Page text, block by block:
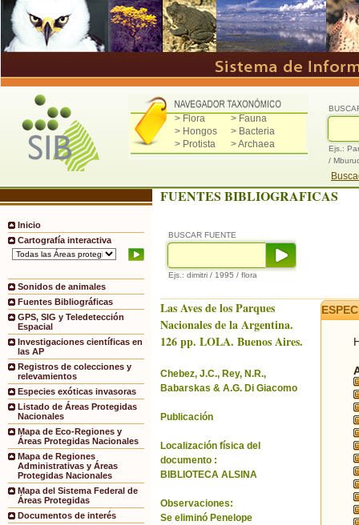
> Flora
> Fauna
> Hongos
> Bacteria
> Protista
> Archaea
Ejs.:
/
Inicio
Cartografía interactiva
Sonidos de animales
Fuentes Bibliográficas
GPS, SIG y Teledetección
Espacial
Investigaciones científicas en
las AP
Registros de colecciones y
relevamientos
Especies exóticas invasoras
Listado de Áreas Protegidas
Nacionales
Mapa de Eco-Regiones y
Áreas Protegidas Nacionales
Mapa de Regiones
Administrativas y Áreas
Protegidas Nacionales
Mapa del Sistema Federal de
Áreas Protegidas
Documentos de interés
FUENTES BIBLIOGRAFICAS
BUSCAR FUENTE
Ejs.: dimitri / 1995 / flora
Las Aves de los Parques
Nacionales de la Argentina.
126 pp. LOLA. Buenos Aires.
Chebez, J.C., Rey, N.R.,
Babarskas & A.G. Di Giacomo
Publicación
Localización física del
documento :
BIBLIOTECA ALSINA
Observaciones:
Se eliminó Penelope